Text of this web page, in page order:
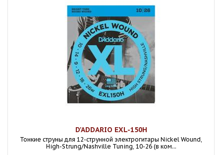
D'ADDARIO EXL-150H
Тонкие струны для 12-струнной электрогитары Nickel Wound,
High-Strung/Nashville Tuning, 10-26 (в ком...